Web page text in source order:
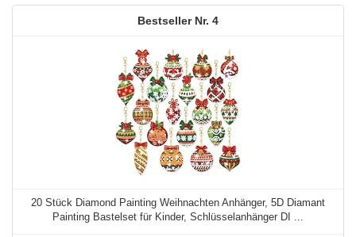
4
20 Stück Diamond Painting Weihnachten Anhänger, 5D Diamant
Painting Bastelset für Kinder, Schlüsselanhänger DI ...